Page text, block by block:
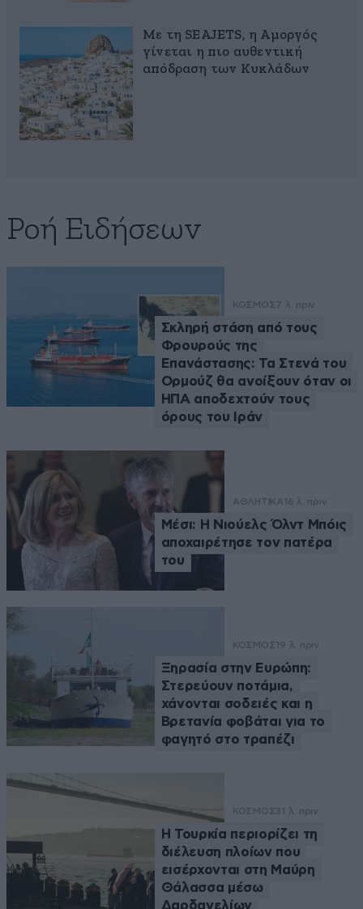
Με τη SEAJETS, η Αμοργός
γίνεται η πιο αυθεντική
απόδραση των Κυκλάδων
Ροή Ειδήσεων
ΚΟΣΜΟΣ7 λ. πριν
Σκληρή στάση από τους
Φρουρούς της
Επανάστασης: Τα Στενά του
Ορμούζ θα ανοίξουν όταν οι
ΗΠΑ αποδεχτούν τους
όρους του Ιράν
ΑΘΛΗΤΙΚΑ 16 λ. πριν
Μέσι: Η Νιούελς Όλντ Μπόις
αποχαιρέτησε τον πατέρα
του
ΚΟΣΜΟΣ 19 λ. πριν
Ξηρασία στην Ευρώπη:
Στερεύουν ποτάμια,
χάνονται σοδειές και η
Βρετανία φοβάται για το
φαγητό στο τραπέζι
ΚΟΣΜΟΣ31 λ. πριν
Η Τουρκία περιορίζει τη
διέλευση πλοίων που
εισέρχονται στη Μαύρη
Θάλασσα μέσω
Δαρδανελίων